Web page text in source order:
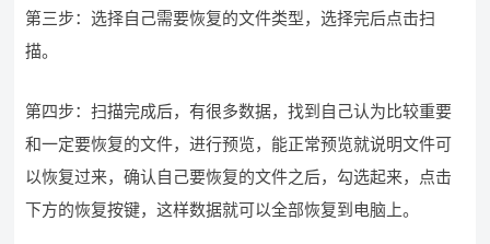
第三步：选择自己需要恢复的文件类型，选择完后点击扫
描。
第四步：扫描完成后，有很多数据，找到自己认为比较重要
和一定要恢复的文件，进行预览，能正常预览就说明文件可
以恢复过来，确认自己要恢复的文件之后，勾选起来，点击
下方的恢复按键，这样数据就可以全部恢复到电脑上。